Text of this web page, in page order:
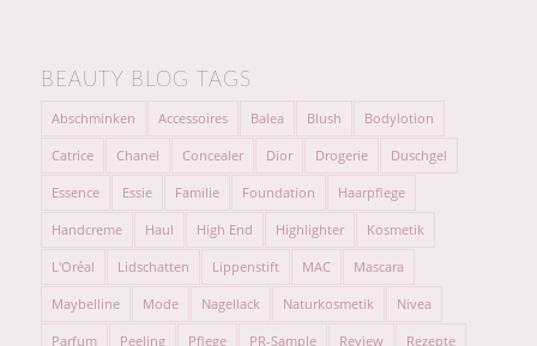
BEAUTY BLOG TAGS
Abschminken Accessoires Balea Blush Bodylotion
Catrice Chanel Concealer Dior Drogerie Duschgel
Essence Essie Familie Foundation Haarpflege
Handcreme Haul High End Highlighter Kosmetik
L'Oréal Lidschatten Lippenstift MAC Mascara
Maybelline Mode Nagellack Naturkosmetik Nivea
Parfum Peeling Pflege PR-Sample Review Rezepte